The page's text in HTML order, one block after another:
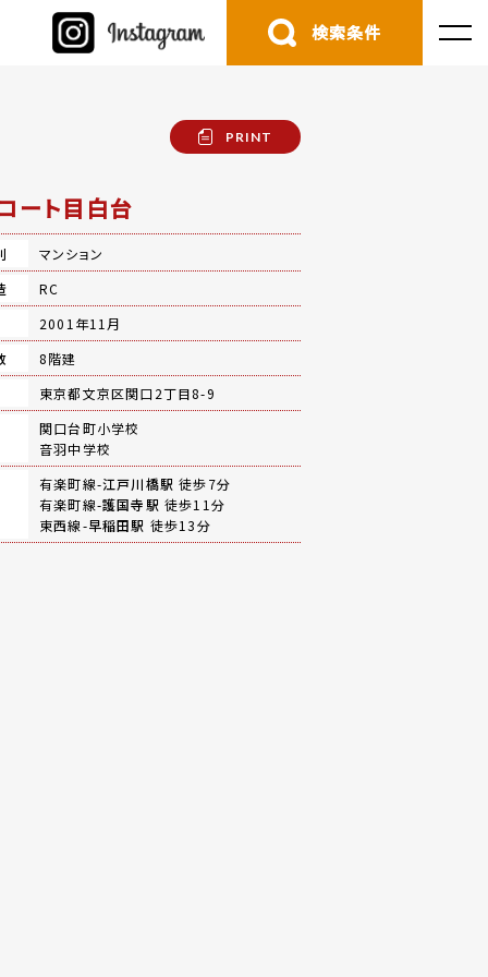
検索条件
PRINT
ート目白台
マンション
RC
2001年11月
8階建
東京都文京区関口2丁目8-9
関口台町小学校
音羽中学校
有楽町線-江戸川橋駅 徒歩7分
有楽町線-護国寺駅 徒歩11分
東西線-早稲田駅 徒歩13分